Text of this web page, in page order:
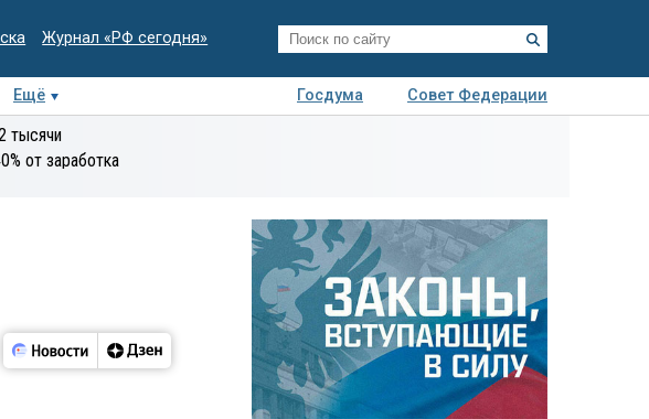
Журнал «РФ сегодня»
Ещё Госдума
Совет Федерации
тысячи
от заработка